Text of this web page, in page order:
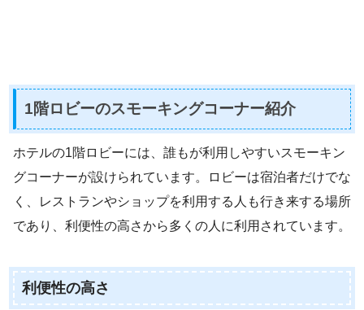
1階ロビーのスモーキングコーナー紹介
ホテルの1階ロビーには、誰もが利用しやすいスモーキン
グコーナーが設けられています。ロビーは宿泊者だけでな
く、レストランやショップを利用する人も行き来する場所
であり、利便性の高さから多くの人に利用されています。
利便性の高さ